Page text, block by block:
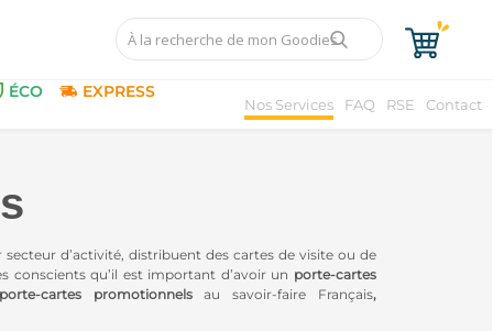
ÉCO EXPRESS
Nos Services FAQ RSE Contact
d’activité, distribuent des cartes de visite ou de
conscients qu’il est important d’avoir un porte-cartes
cartes promotionnelsau savoir-faire Français,